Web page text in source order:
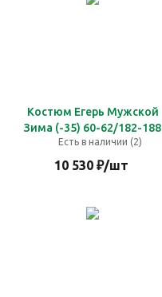
Костюм Егерь Мужской
Зима (-35) 60-62/182-188
Есть в наличии (2)
10 530₽/шт